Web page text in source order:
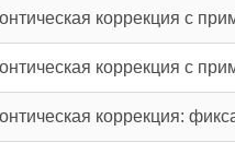
коррекция с
коррекция с
коррекция: